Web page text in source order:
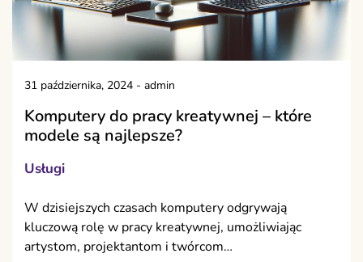
31 października, 2024 - admin
Komputery do pracy kreatywnej – które
modele są najlepsze?
Usługi
W dzisiejszych czasach komputery odgrywają
kluczową rolę w pracy kreatywnej, umożliwiając
artystom, projektantom i twórcom…